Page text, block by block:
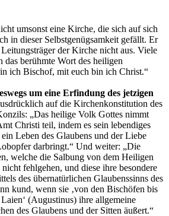
umsonst eine Kirche, die sich auf sich
in dieser Selbstgenügsamkeit gefällt. Er
der Kirche nicht aus. Viele
das berühmte Wort des heiligen
ich Bischof, mit euch bin ich Christ.“
um eine Erfindung des jetzigen
auf die Kirchenkonstitution des
„Das heilige Volk Gottes nimmt
Christi teil, indem es sein lebendiges
Leben des Glaubens und der Liebe
darbringt.“ Und weiter: „Die
welche die Salbung von dem Heiligen
fehlgehen, und diese ihre besondere
des übernatürlichen Glaubenssinns des
kund, wenn sie ‚von den Bischöfen bis
(Augustinus) ihre allgemeine
des Glaubens und der Sitten äußert.“